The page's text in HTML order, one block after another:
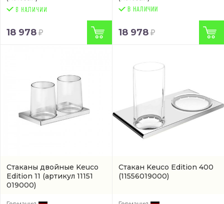
18 978
В НАЛИЧИИ
18 978
Стаканы двойные Keuco
Edition 11 (артикул 11151
019000)
Стакан Keuco Edition 400
(11556019000)